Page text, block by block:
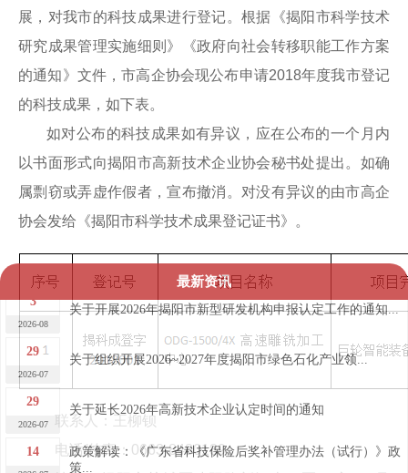
展，对我市的科技成果进行登记。根据《揭阳市科学技术
研究成果管理实施细则》《政府向社会转移职能工作方案
的通知》文件，市高企协会现公布申请2018年度我市登记
的科技成果，如下表。
如对公布的科技成果如有异议，应在公布的一个月内
以书面形式向揭阳市高新技术企业协会秘书处提出。如确
属剽窃或弄虚作假者，宣布撤消。对没有异议的由市高企
协会发给《揭阳市科学技术成果登记证书》。
联系人：王柳钡
电话/传真：0663-8480189
最新资讯
3
2026-08
关于开展2026年揭阳市新型研发机构申报认定工作的通知...
29
2026-07
关于组织开展2026~2027年度揭阳市绿色石化产业领...
29
2026-07
关于延长2026年高新技术企业认定时间的通知
14
政策解读：《广东省科技保险后奖补管理办法（试行）》政
策...